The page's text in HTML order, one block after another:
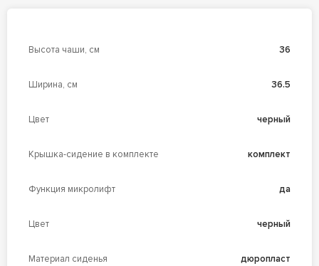
Высота чаши, см 36
Ширина, см 36.5
Цвет черный
Крышка-сидение в комплекте комплект
Функция микролифт да
Цвет черный
Материал сиденья дюропласт